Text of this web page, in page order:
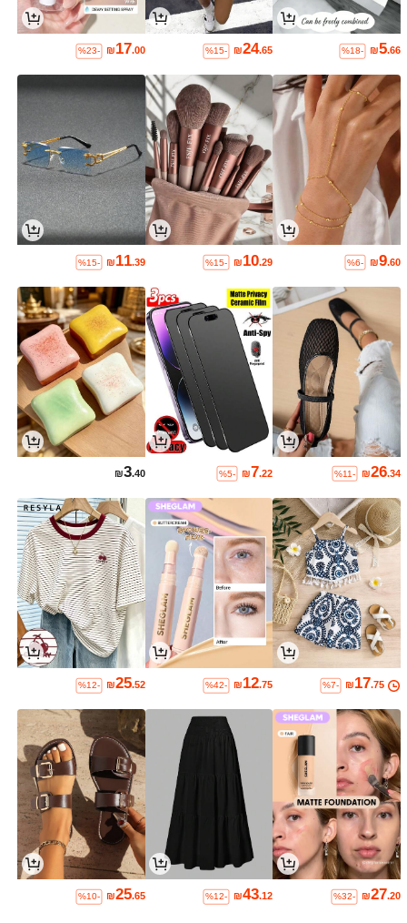
₪5.66
%18-
₪24.65
%15-
₪17.00
%23-
₪9.60
%6-
₪10.29
%15-
₪11.39
%15-
₪26.34
%11-
₪7.22
%5-
₪3.40
₪17.75
%7-
₪12.75
%42-
₪25.52
%12-
₪27.20
%32-
₪43.12
%12-
₪25.65
%10-